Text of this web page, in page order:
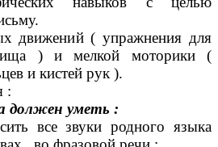
движений ( упражнения для
) и мелкой моторики (
и кистей рук ).
:
должен уметь :
все звуки родного языка